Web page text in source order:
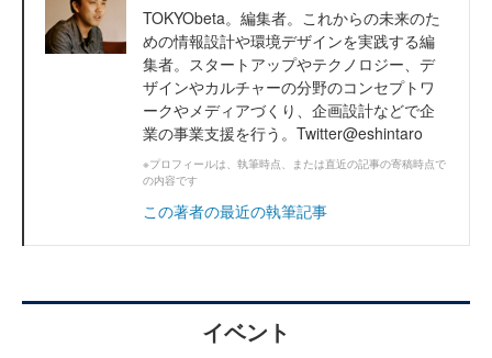
TOKYObeta。編集者。これからの未来のた
めの情報設計や環境デザインを実践する編
集者。スタートアップやテクノロジー、デ
ザインやカルチャーの分野のコンセプトワ
ークやメディアづくり、企画設計などで企
業の事業支援を行う。Twitter@eshintaro
※プロフィールは、執筆時点、または直近の記事の寄稿時点で
の内容です
この著者の最近の執筆記事
イベント